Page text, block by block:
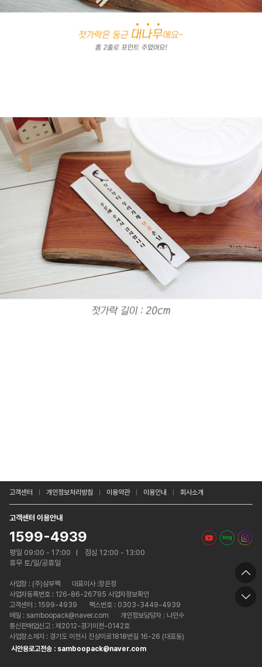
고객센터 개인정보처리방침 이용약관 이용안내 회사소개
고객센터 이용안내
1599-4939
평일 09:00 - 17:00
점심 12:00 - 13:00
휴무 토/일/공휴일
사업장 : (주)삼부팩
대표이사 :장은정
사업자등록번호 : 126-86-26795 사업자정보확인
고객센터 : 1599-4939
팩스번호 : 0303-3449-4939
메일 : samboopack@naver.com
개인정보담당자 : 나인수
통신판매업신고 : 제2012-경기이천-0142호
사업장소재지 : 경기도 이천시 진상미로1818번길 16-26 (대포동)
시안용로고전송 : samboopack@naver.com